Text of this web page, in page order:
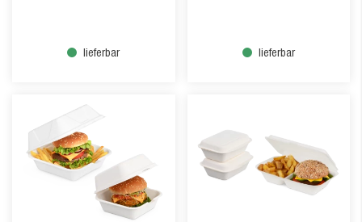
lieferbar lieferbar